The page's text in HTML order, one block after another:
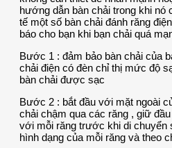
hướng dẫn bàn chải trong khi nó
tế một số bàn chải đánh răng
báo cho bạn khi bạn chải quá
Bước 1 : đảm bảo bàn chải của
chải điện có đèn chỉ thị mức độ
bàn chải được sạc
Bước 2 : bắt đầu với mặt ngoài
chải chậm qua các răng , giữ
với mỗi răng trước khi di chuyển
hình dạng của mỗi răng và theo